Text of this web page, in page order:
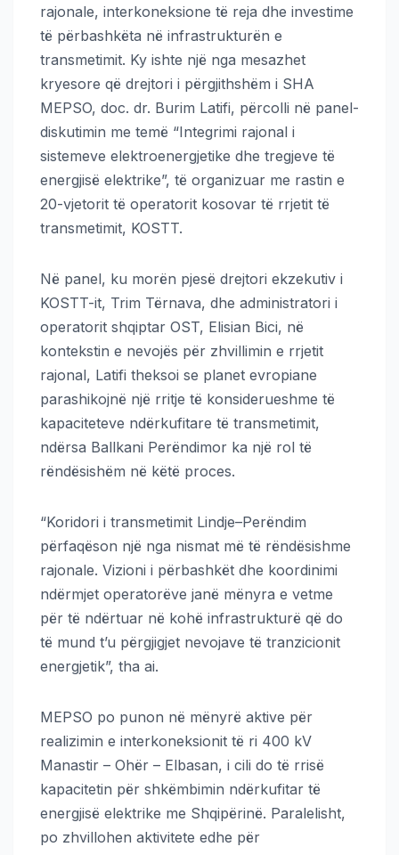
rajonale, interkoneksione të reja dhe investime
të përbashkëta në infrastrukturën e
transmetimit. Ky ishte një nga mesazhet
kryesore që drejtori i përgjithshëm i SHA
MEPSO, doc. dr. Burim Latifi, përcolli në panel-
diskutimin me temë “Integrimi rajonal i
sistemeve elektroenergjetike dhe tregjeve të
energjisë elektrike”, të organizuar me rastin e
20-vjetorit të operatorit kosovar të rrjetit të
transmetimit, KOSTT.
Në panel, ku morën pjesë drejtori ekzekutiv i
KOSTT-it, Trim Tërnava, dhe administratori i
operatorit shqiptar OST, Elisian Bici, në
kontekstin e nevojës për zhvillimin e rrjetit
rajonal, Latifi theksoi se planet evropiane
parashikojnë një rritje të konsiderueshme të
kapaciteteve ndërkufitare të transmetimit,
ndërsa Ballkani Perëndimor ka një rol të
rëndësishëm në këtë proces.
“Koridori i transmetimit Lindje–Perëndim
përfaqëson një nga nismat më të rëndësishme
rajonale. Vizioni i përbashkët dhe koordinimi
ndërmjet operatorëve janë mënyra e vetme
për të ndërtuar në kohë infrastrukturë që do
të mund t’u përgjigjet nevojave të tranzicionit
energjetik”, tha ai.
MEPSO po punon në mënyrë aktive për
realizimin e interkoneksionit të ri 400 kV
Manastir – Ohër – Elbasan, i cili do të rrisë
kapacitetin për shkëmbimin ndërkufitar të
energjisë elektrike me Shqipërinë. Paralelisht,
po zhvillohen aktivitete edhe për